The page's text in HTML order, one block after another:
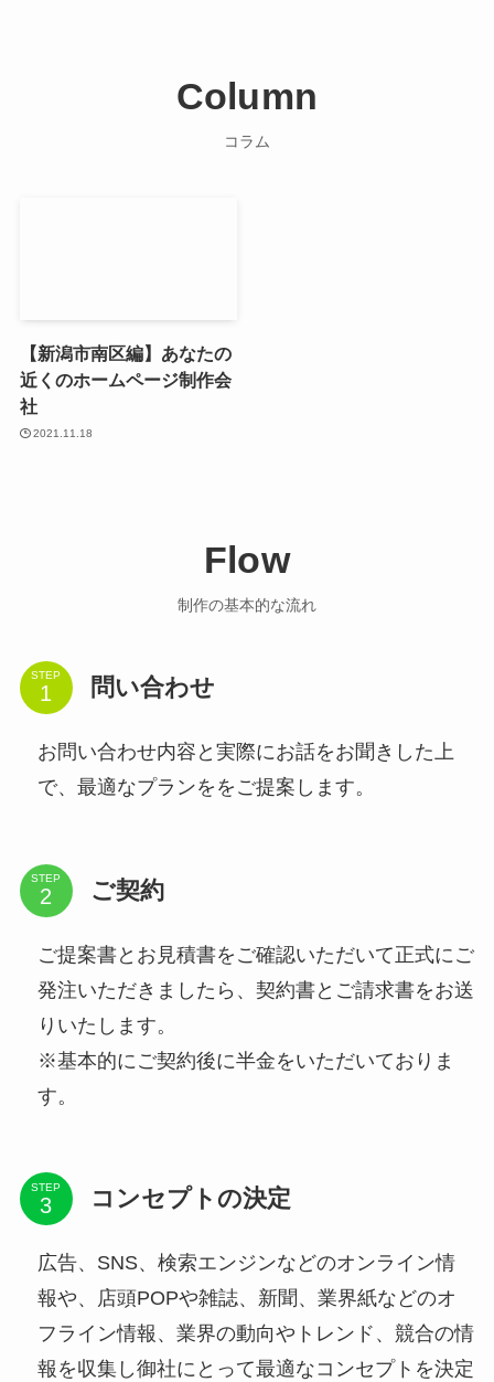
Column
コラム
【新潟市南区編】あなたの
近くのホームページ制作会
社
2021.11.18
Flow
制作の基本的な流れ
STEP 問い合わせ
お問い合わせ内容と実際にお話をお聞きした上
で、最適なプランををご提案します。
STEP ご契約
ご提案書とお見積書をご確認いただいて正式にご
発注いただきましたら、契約書とご請求書をお送
りいたします。
※基本的にご契約後に半金をいただいておりま
す。
STEP コンセプトの決定
広告、SNS、検索エンジンなどのオンライン情
報や、店頭POPや雑誌、新聞、業界紙などのオ
フライン情報、業界の動向やトレンド、競合の情
報を収集し御社にとって最適なコンセプトを決定